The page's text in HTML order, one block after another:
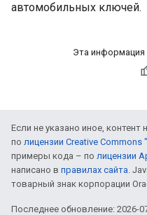
автомобильных ключей.
Эта информация
Если не указано иное, контент
по лицензии Creative
примеры кода – по лицензии
написано в правилах сайта.
товарный знак корпорации
Последнее обновление: 2026-